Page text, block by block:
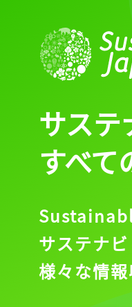
サステ
すべて
サステナ
様々な情